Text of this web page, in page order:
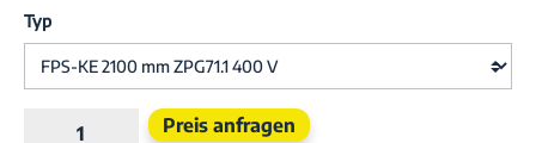
Typ
Produkt Anzahl: Gib den gewünschten
Preis anfragen